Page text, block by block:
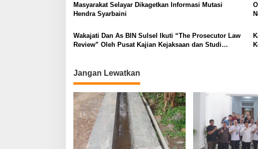
Masyarakat Selayar Dikagetkan Informasi Mutasi
Hendra Syarbaini
Wakajati Dan As BIN Sulsel Ikuti “The Prosecutor Law
Review” Oleh Pusat Kajian Kejaksaan dan Studi
Jangan Lewatkan